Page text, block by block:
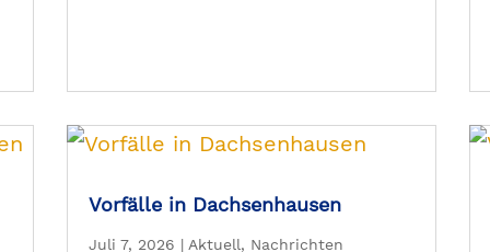
Vorfälle in Dachsenhausen
Juli 7, 2026 | Aktuell, Nachrichten